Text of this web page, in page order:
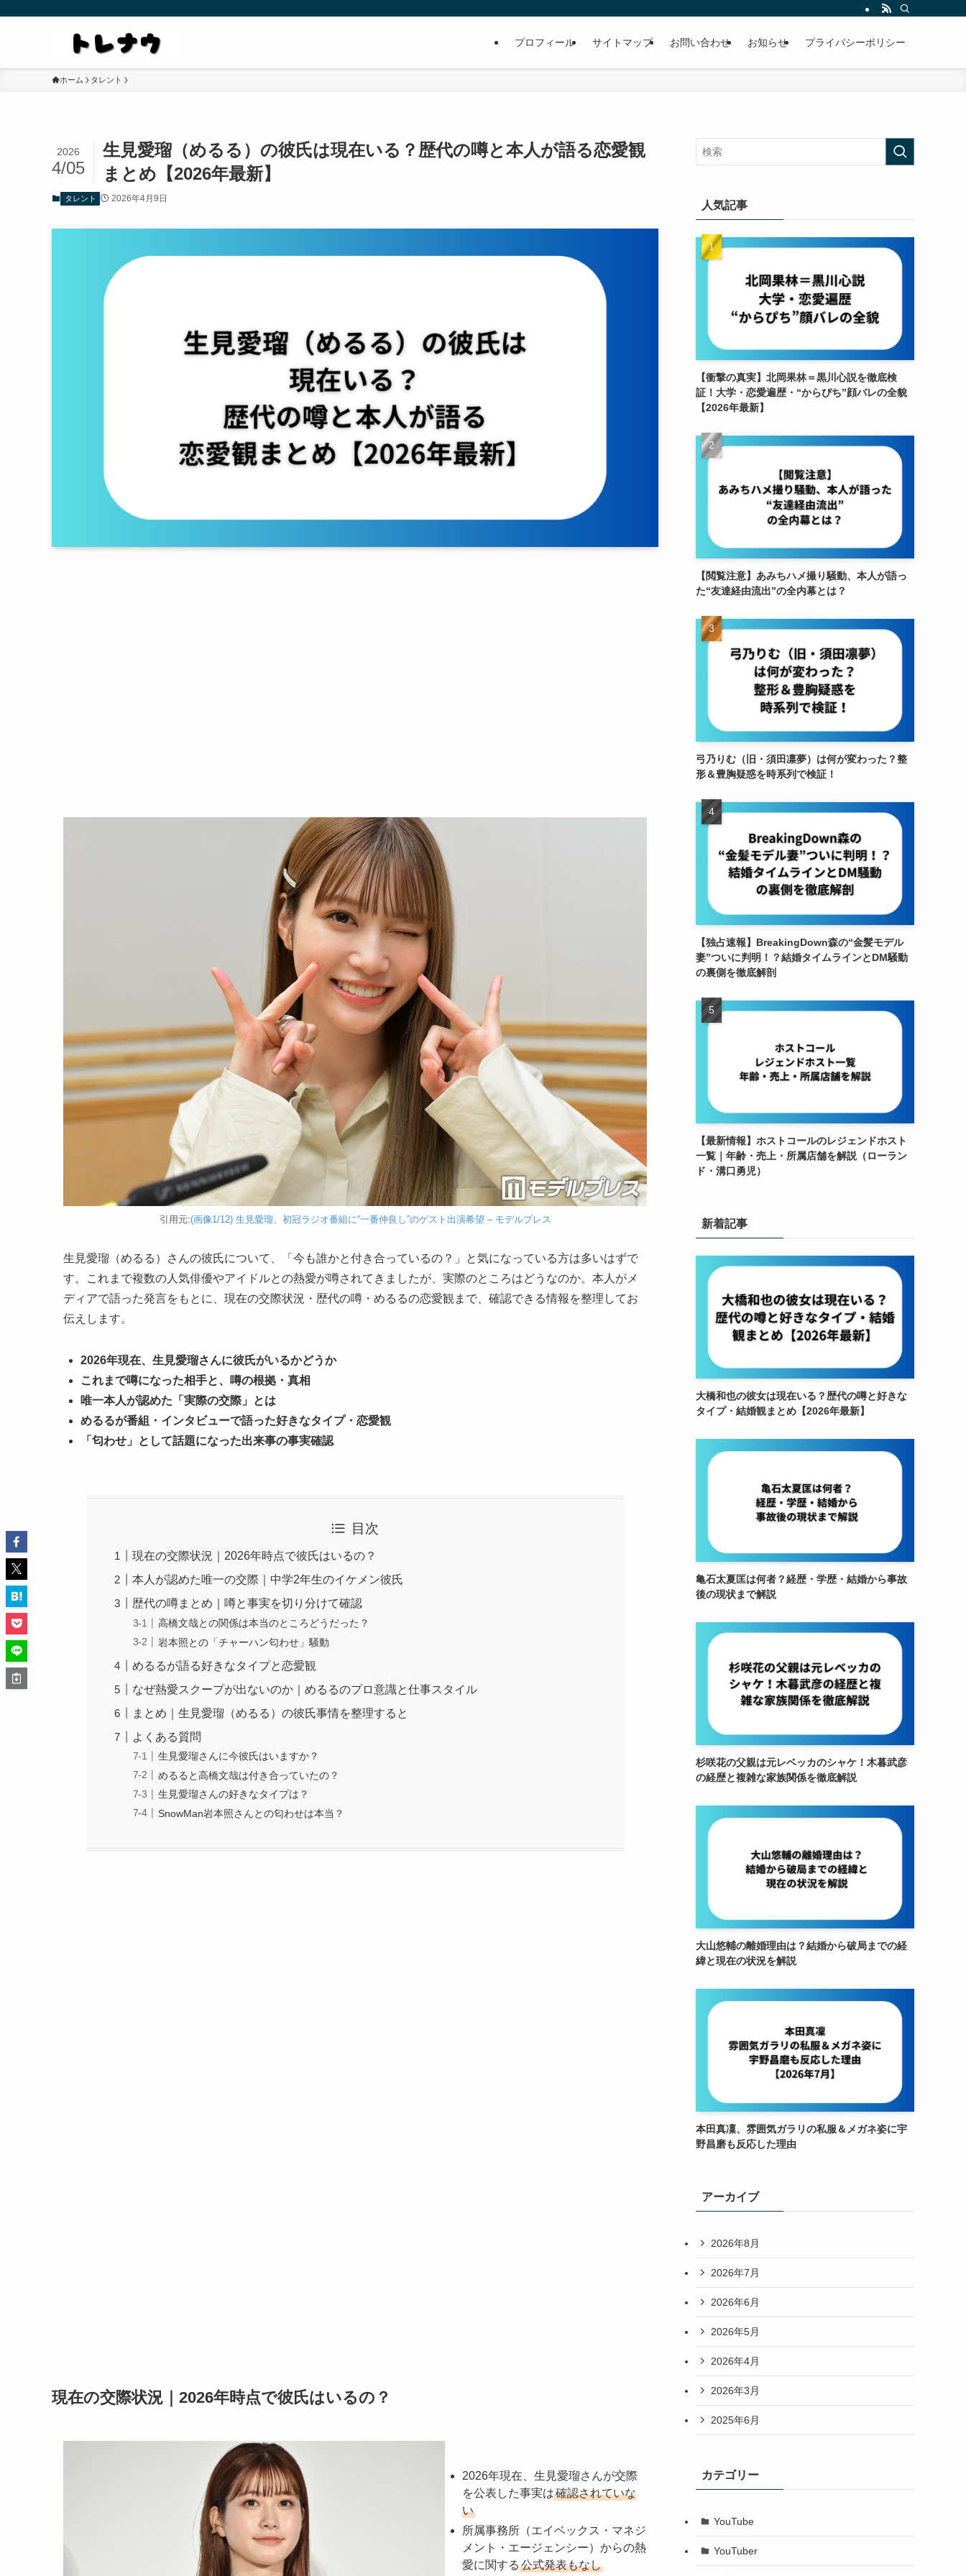
プロフィール サイトマップ お問い合わせ お知らせ プライバシーポリシー
ホーム タレント
生見愛瑠（めるる）の彼氏は現在いる？歴代の噂と本人が語る恋愛観
まとめ【2026年最新】
2026
4/05
タレント 2026年4月9日
引用元:(画像1/12) 生見愛瑠、初冠ラジオ番組に“一番仲良し”のゲスト出演希望 – モデルプレス
生見愛瑠（めるる）さんの彼氏について、「今も誰かと付き合っているの？」と気になっている方は多いはずで
す。これまで複数の人気俳優やアイドルとの熱愛が噂されてきましたが、実際のところはどうなのか。本人がメ
ディアで語った発言をもとに、現在の交際状況・歴代の噂・めるるの恋愛観まで、確認できる情報を整理してお
伝えします。
2026年現在、生見愛瑠さんに彼氏がいるかどうか
これまで噂になった相手と、噂の根拠・真相
唯一本人が認めた「実際の交際」とは
めるるが番組・インタビューで語った好きなタイプ・恋愛観
「匂わせ」として話題になった出来事の事実確認
目次
現在の交際状況｜2026年時点で彼氏はいるの？
本人が認めた唯一の交際｜中学2年生のイケメン彼氏
歴代の噂まとめ｜噂と事実を切り分けて確認
高橋文哉との関係は本当のところどうだった？
岩本照との「チャーハン匂わせ」騒動
めるるが語る好きなタイプと恋愛観
なぜ熱愛スクープが出ないのか｜めるるのプロ意識と仕事スタイル
まとめ｜生見愛瑠（めるる）の彼氏事情を整理すると
よくある質問
生見愛瑠さんに今彼氏はいますか？
めるると高橋文哉は付き合っていたの？
生見愛瑠さんの好きなタイプは？
SnowMan岩本照さんとの匂わせは本当？
現在の交際状況｜2026年時点で彼氏はいるの？
2026年現在、生見愛瑠さんが交際
を公表した事実は確認されていな
い
所属事務所（エイベックス・マネジ
メント・エージェンシー）からの熱
愛に関する公式発表もなし
人気記事
【衝撃の真実】北岡果林＝黒川心説を徹底検
証！大学・恋愛遍歴・“からぴち”顔バレの全貌
【2026年最新】
【閲覧注意】あみちハメ撮り騒動、本人が語っ
た“友達経由流出”の全内幕とは？
弓乃りむ（旧・須田凛夢）は何が変わった？整
形＆豊胸疑惑を時系列で検証！
【独占速報】BreakingDown森の“金髪モデル
妻”ついに判明！？結婚タイムラインとDM騒動
の裏側を徹底解剖
【最新情報】ホストコールのレジェンドホスト
一覧｜年齢・売上・所属店舗を解説（ローラン
ド・溝口勇児）
新着記事
大橋和也の彼女は現在いる？歴代の噂と好きな
タイプ・結婚観まとめ【2026年最新】
亀石太夏匡は何者？経歴・学歴・結婚から事故
後の現状まで解説
杉咲花の父親は元レベッカのシャケ！木暮武彦
の経歴と複雑な家族関係を徹底解説
大山悠輔の離婚理由は？結婚から破局までの経
緯と現在の状況を解説
本田真凜、雰囲気ガラリの私服＆メガネ姿に宇
野昌磨も反応した理由
アーカイブ
2026年8月
2026年7月
2026年6月
2026年5月
2026年4月
2026年3月
2025年6月
カテゴリー
YouTube
YouTuber